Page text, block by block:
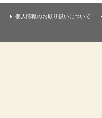
個人情報のお取り扱いについて